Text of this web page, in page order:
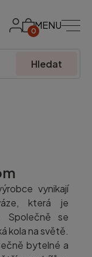
0MENU
Hledat
vynikají
která je
Společně se
kola na světě.
bytelné a